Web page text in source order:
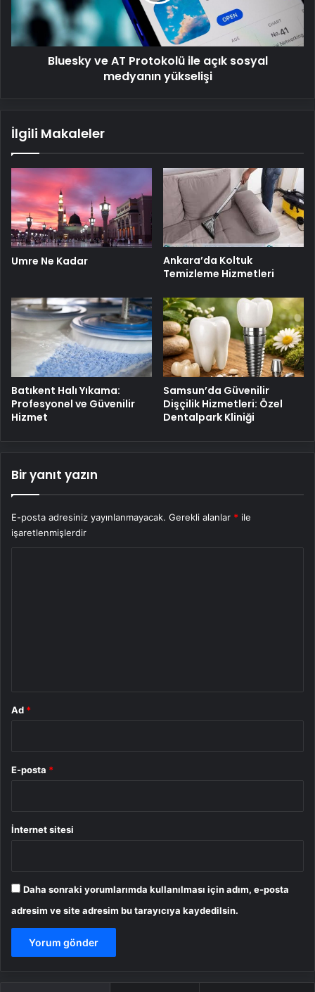
sosyal
medyanın
yükselişi
Bluesky ve AT Protokolü ile açık sosyal
medyanın yükselişi
İlgili Makaleler
Umre Ne Kadar
Ankara’da Koltuk
Temizleme Hizmetleri
Batıkent Halı Yıkama:
Profesyonel ve Güvenilir
Hizmet
Samsun’da Güvenilir
Dişçilik Hizmetleri: Özel
Dentalpark Kliniği
Bir yanıt yazın
E-posta adresiniz yayınlanmayacak. Gerekli alanlar * ile
işaretlenmişlerdir
Ad *
E-posta *
İnternet sitesi
Daha sonraki yorumlarımda kullanılması için adım, e-posta
adresim ve site adresim bu tarayıcıya kaydedilsin.